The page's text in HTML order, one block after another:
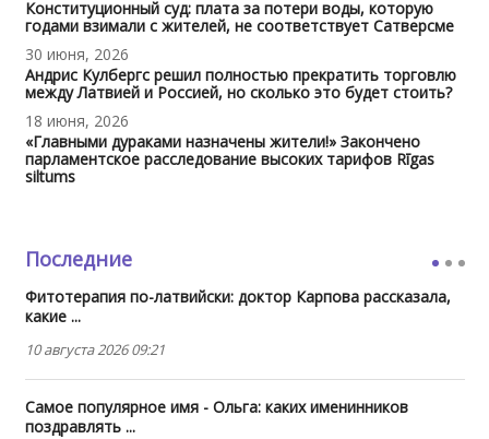
Конституционный суд: плата за потери воды, которую
годами взимали с жителей, не соответствует Сатверсме
30 июня, 2026
Андрис Кулбергс решил полностью прекратить торговлю
между Латвией и Россией, но сколько это будет стоить?
18 июня, 2026
«Главными дураками назначены жители!» Закончено
парламентское расследование высоких тарифов Rīgas
siltums
Последние
Фитотерапия по-латвийски: доктор Карпова рассказала,
какие ...
10 августа 2026 09:21
Самое популярное имя - Ольга: каких именинников
поздравлять ...